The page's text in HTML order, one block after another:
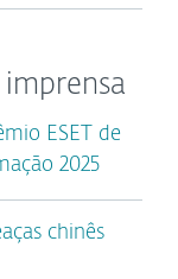
ESET de
2025
chinês